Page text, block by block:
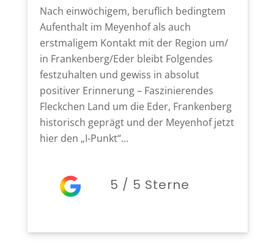
Nach einwöchigem, beruflich bedingtem
Aufenthalt im Meyenhof als auch
erstmaligem Kontakt mit der Region um/
in Frankenberg/Eder bleibt Folgendes
festzuhalten und gewiss in absolut
positiver Erinnerung – Faszinierendes
Fleckchen Land um die Eder, Frankenberg
historisch geprägt und der Meyenhof jetzt
hier den „I-Punkt“…
5 / 5 Sterne